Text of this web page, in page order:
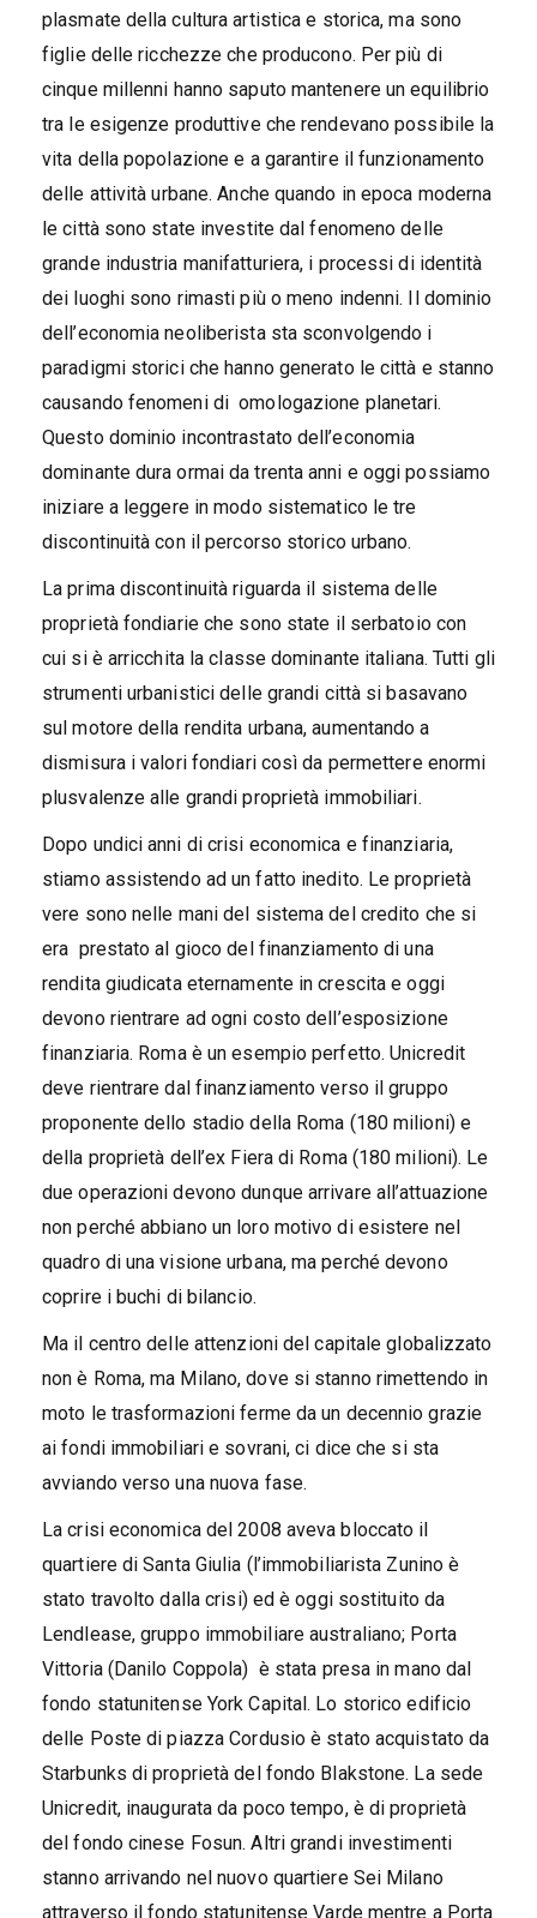
plasmate della cultura artistica e storica, ma sono
figlie delle ricchezze che producono. Per più di
cinque millenni hanno saputo mantenere un equilibrio
tra le esigenze produttive che rendevano possibile la
vita della popolazione e a garantire il funzionamento
delle attività urbane. Anche quando in epoca moderna
le città sono state investite dal fenomeno delle
grande industria manifatturiera, i processi di identità
dei luoghi sono rimasti più o meno indenni. Il dominio
dell’economia neoliberista sta sconvolgendo i
paradigmi storici che hanno generato le città e stanno
causando fenomeni di omologazione planetari.
Questo dominio incontrastato dell’economia
dominante dura ormai da trenta anni e oggi possiamo
iniziare a leggere in modo sistematico le tre
discontinuità con il percorso storico urbano.
La prima discontinuità riguarda il sistema delle
proprietà fondiarie che sono state il serbatoio con
cui si è arricchita la classe dominante italiana. Tutti gli
strumenti urbanistici delle grandi città si basavano
sul motore della rendita urbana, aumentando a
dismisura i valori fondiari così da permettere enormi
plusvalenze alle grandi proprietà immobiliari.
Dopo undici anni di crisi economica e finanziaria,
stiamo assistendo ad un fatto inedito. Le proprietà
vere sono nelle mani del sistema del credito che si
era prestato al gioco del finanziamento di una
rendita giudicata eternamente in crescita e oggi
devono rientrare ad ogni costo dell’esposizione
finanziaria. Roma è un esempio perfetto. Unicredit
deve rientrare dal finanziamento verso il gruppo
proponente dello stadio della Roma (180 milioni) e
della proprietà dell’ex Fiera di Roma (180 milioni). Le
due operazioni devono dunque arrivare all’attuazione
non perché abbiano un loro motivo di esistere nel
quadro di una visione urbana, ma perché devono
coprire i buchi di bilancio.
Ma il centro delle attenzioni del capitale globalizzato
non è Roma, ma Milano, dove si stanno rimettendo in
moto le trasformazioni ferme da un decennio grazie
ai fondi immobiliari e sovrani, ci dice che si sta
avviando verso una nuova fase.
La crisi economica del 2008 aveva bloccato il
quartiere di Santa Giulia (l’immobiliarista Zunino è
stato travolto dalla crisi) ed è oggi sostituito da
Lendlease, gruppo immobiliare australiano; Porta
Vittoria (Danilo Coppola) è stata presa in mano dal
fondo statunitense York Capital. Lo storico edificio
delle Poste di piazza Cordusio è stato acquistato da
Starbunks di proprietà del fondo Blakstone. La sede
Unicredit, inaugurata da poco tempo, è di proprietà
del fondo cinese Fosun. Altri grandi investimenti
stanno arrivando nel nuovo quartiere Sei Milano
attraverso il fondo statunitense Varde mentre a Porta